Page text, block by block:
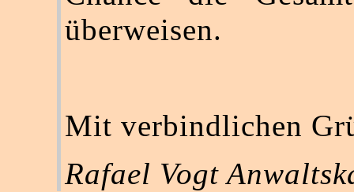
überweisen.
Mit verbindlichen
Rafael Vogt